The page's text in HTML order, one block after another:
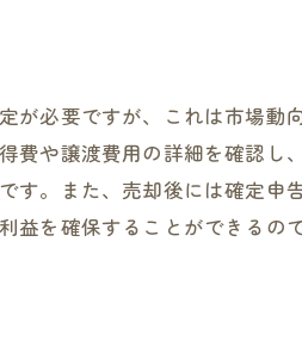
が必要ですが、これは市場動
や譲渡費用の詳細を確認し
す。また、売却後には確定申
を確保することができるので